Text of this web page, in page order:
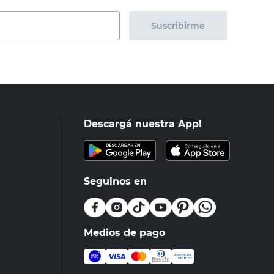
Suscribirme
Descargá nuestra App!
Seguinos en
Medios de pago